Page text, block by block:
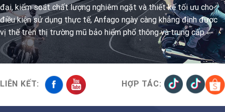
đại, kiểm soát chất lượng nghiêm ngặt và thiết kế tối ưu cho
điều kiện sử dụng thực tế, Anfago ngày càng khẳng định được
vị thế trên thị trường mũ bảo hiểm phổ thông và trung cấp.
LIÊN KẾT: HỢP TÁC: